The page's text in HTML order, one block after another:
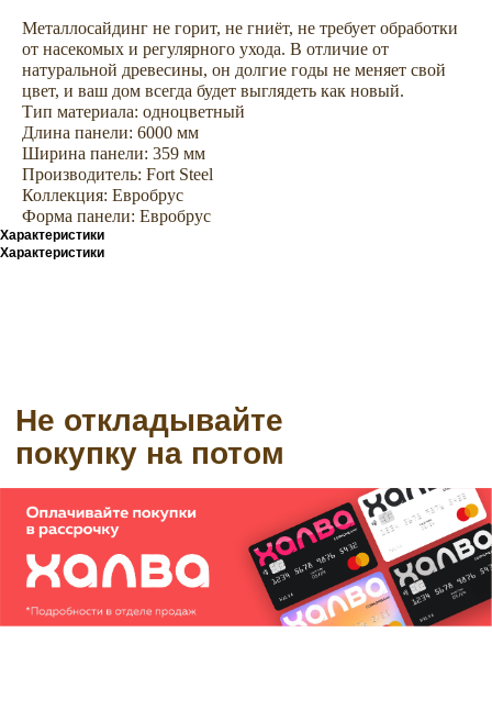
Металлосайдинг не горит, не гниёт, не требует обработки
от насекомых и регулярного ухода. В отличие от
натуральной древесины, он долгие годы не меняет свой
цвет, и ваш дом всегда будет выглядеть как новый.
Тип материала: одноцветный
Длина панели: 6000 мм
Ширина панели: 359 мм
Производитель: Fort Steel
Коллекция: Евробрус
Форма панели: Евробрус
Характеристики
Характеристики
покупку на потом